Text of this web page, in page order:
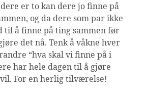
er to kan dere jo finne på
og da dere som par ikke
til å finne på ting sammen før
det nå. Tenk å våkne hver
“hva skal vi finne på i
har hele dagen til å gjøre
For en herlig tilværelse!